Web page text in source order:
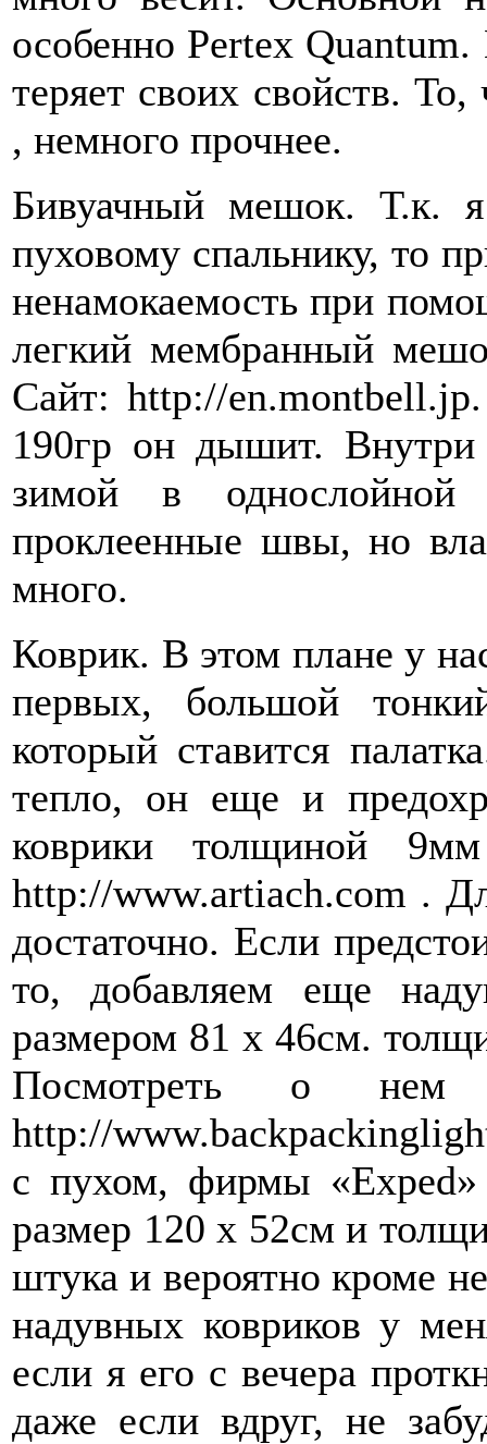
особенно Pertex
теряет своих свойств.
, немного прочнее.
Бивуачный мешок. Т.к.
пуховому спальнику, то
ненамокаемость при
легкий мембранный
Сайт: http://
190гр он дышит. Внутри
зимой в
проклеенные швы, но
много.
Коврик. В этом плане у
первых, большой
который ставится
тепло, он еще и
коврики толщиной
http://www.artiach.com .
достаточно. Если
то, добавляем еще
размером 81 х 46см.
Посмотреть о нем
http://
c пухом, фирмы
размер 120 х 52см и
штука и вероятно кроме
надувных ковриков у
если я его с вечера
даже если вдруг, не